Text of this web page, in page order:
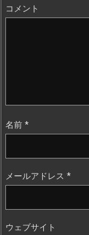
コメント
名前 *
メールアドレス *
ウェブサイト